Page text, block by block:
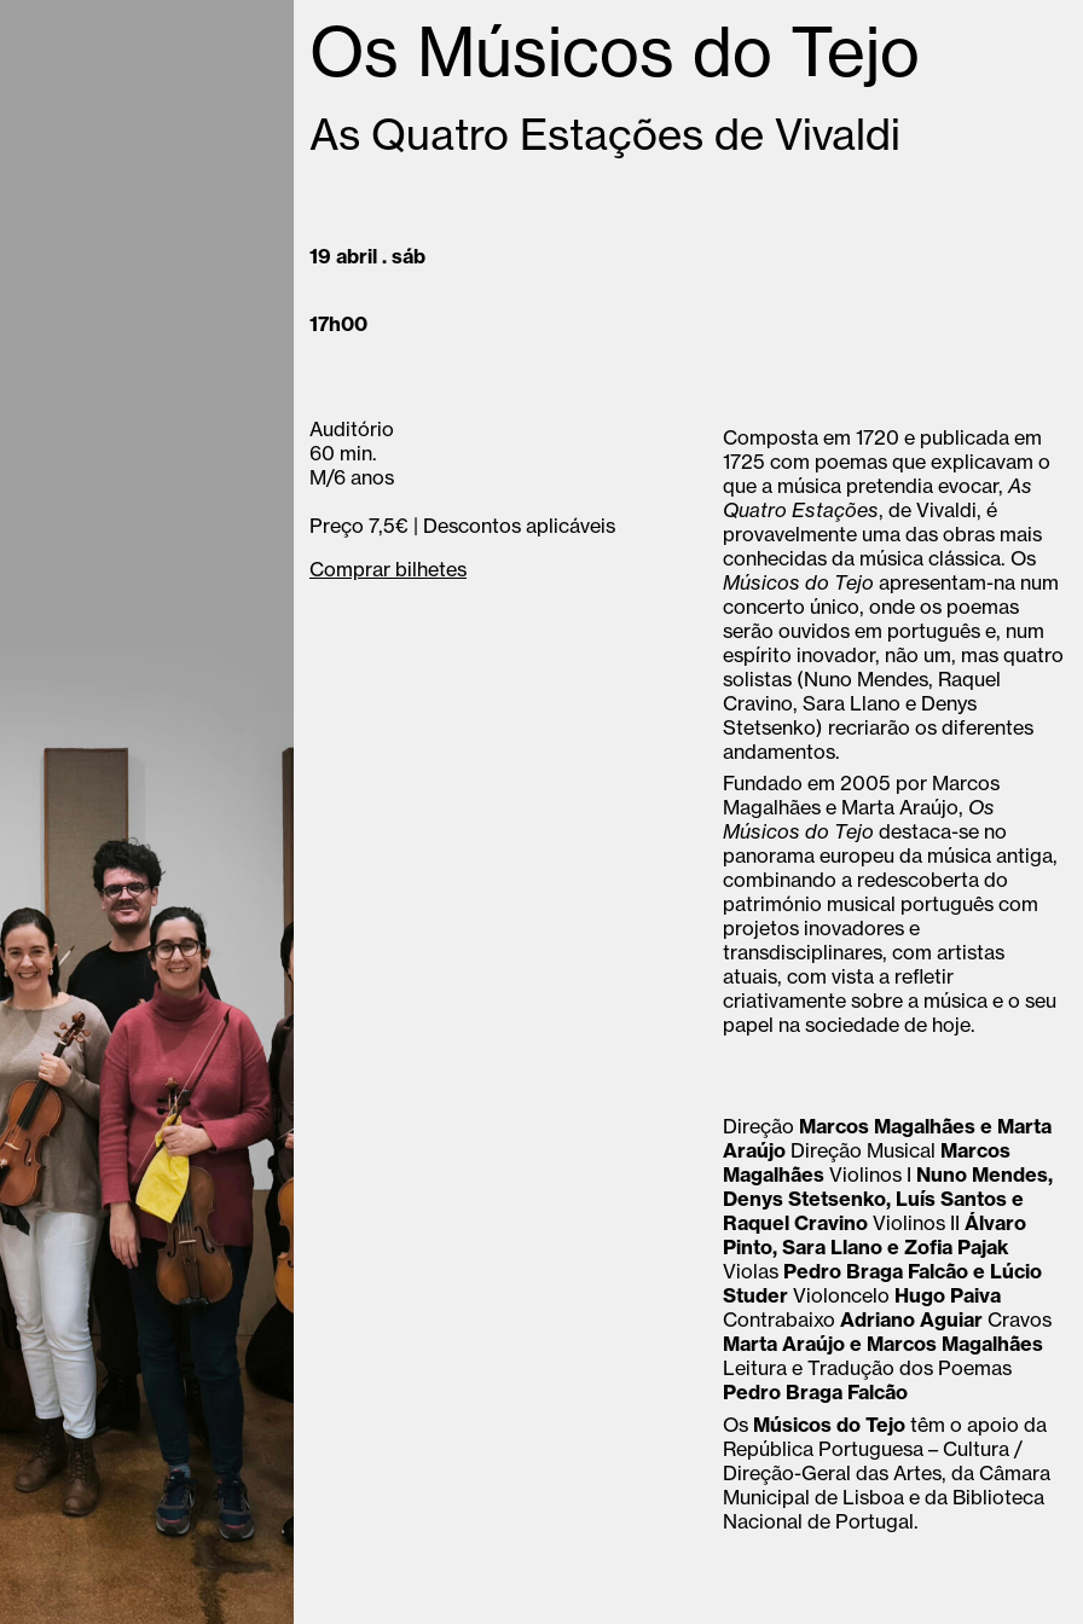
Os Músicos do Tejo
As Quatro Estações de Vivaldi
19 abril . sáb
17h00
Auditório
60 min.
M/6 anos
Preço 7,5€ | Descontos aplicáveis
Comprar bilhetes
Composta em 1720 e publicada em
1725 com poemas que explicavam o
que a música pretendia evocar, As
Quatro Estações, de Vivaldi, é
provavelmente uma das obras mais
conhecidas da música clássica. Os
Músicos do Tejo apresentam-na num
concerto único, onde os poemas
serão ouvidos em português e, num
espírito inovador, não um, mas quatro
solistas (Nuno Mendes, Raquel
Cravino, Sara Llano e Denys
Stetsenko) recriarão os diferentes
andamentos.
Fundado em 2005 por Marcos
Magalhães e Marta Araújo, Os
Músicos do Tejo destaca-se no
panorama europeu da música antiga,
combinando a redescoberta do
património musical português com
projetos inovadores e
transdisciplinares, com artistas
atuais, com vista a refletir
criativamente sobre a música e o seu
papel na sociedade de hoje.
Direção Marcos Magalhães e Marta
AraújoDireção Musical Marcos
Magalhães Violinos I Nuno Mendes,
Denys Stetsenko, Luís Santos e
Raquel Cravino Violinos II Álvaro
Pinto, Sara Llano e Zofia Pajak
Violas Pedro Braga Falcão e Lúcio
Studer Violoncelo Hugo Paiva
Contrabaixo Adriano Aguiar Cravos
Marta Araújo e Marcos Magalhães
Leitura e Tradução dos Poemas
Pedro Braga Falcão
Os Músicos do Tejotêm o apoio da
República Portuguesa – Cultura /
Direção-Geral das Artes, da Câmara
Municipal de Lisboa e da Biblioteca
Nacional de Portugal.